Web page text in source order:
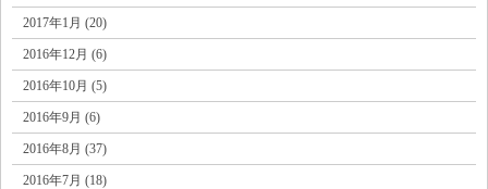
2017年1月 (20)
2016年12月 (6)
2016年10月 (5)
2016年9月 (6)
2016年8月 (37)
2016年7月 (18)